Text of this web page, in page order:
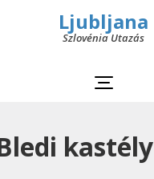
Ljubljana
Szlovénia Utazás
kastély